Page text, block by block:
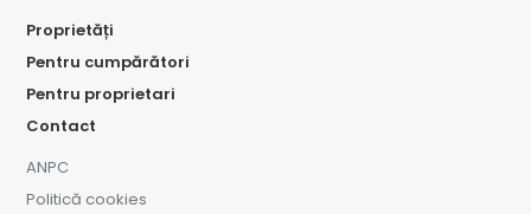
Proprietăți
Pentru cumpărători
Pentru proprietari
Contact
ANPC
Politică cookies